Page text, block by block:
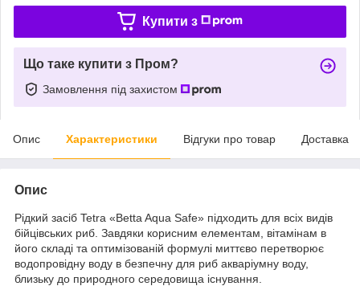
Купити з
Що таке купити з Пром?
Замовлення під захистом
Опис Характеристики Відгуки про товар Доставка
Опис
Рідкий засіб Tetra «Betta Aqua Safe» підходить для всіх видів
бійцівських риб. Завдяки корисним елементам, вітамінам в
його складі та оптимізованій формулі миттєво перетворює
водопровідну воду в безпечну для риб акваріумну воду,
близьку до природного середовища існування.